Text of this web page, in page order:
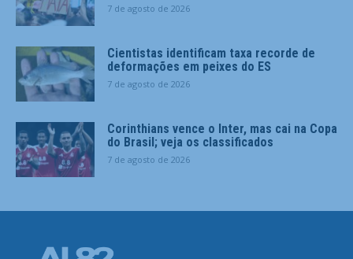
7 de agosto de 2026
Cientistas identificam taxa recorde de
deformações em peixes do ES
7 de agosto de 2026
Corinthians vence o Inter, mas cai na Copa
do Brasil; veja os classificados
7 de agosto de 2026